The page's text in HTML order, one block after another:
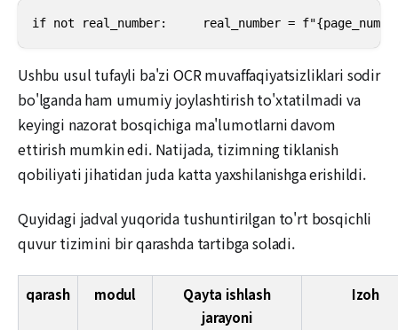
if not real_number:     real_number =
Ushbu usul tufayli ba'zi OCR muvaffaqiyatsizliklari sodir
bo'lganda ham umumiy joylashtirish to'xtatilmadi va
keyingi nazorat bosqichiga ma'lumotlarni davom
ettirish mumkin edi. Natijada, tizimning tiklanish
qobiliyati jihatidan juda katta yaxshilanishga erishildi.
Quyidagi jadval yuqorida tushuntirilgan to'rt bosqichli
quvur tizimini bir qarashda tartibga soladi.
qarash modul
Qayta ishlash
jarayoni
Izoh